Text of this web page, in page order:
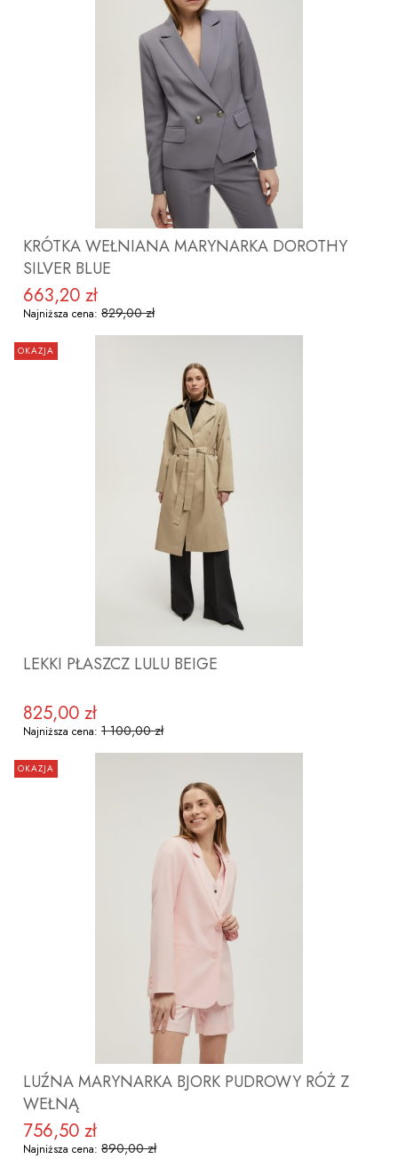
ZOBACZ PRODUKT
KRÓTKA WEŁNIANA MARYNARKA DOROTHY
SILVER BLUE
Cena promocyjna
663,20 zł
Najniższa cena: 829,00 zł
ZOBACZ PRODUKT
OKAZJA
LEKKI PŁASZCZ LULU BEIGE
Cena promocyjna
825,00 zł
Najniższa cena: 1 100,00 zł
ZOBACZ PRODUKT
OKAZJA
LUŹNA MARYNARKA BJORK PUDROWY RÓŻ Z
WEŁNĄ
Cena promocyjna
756,50 zł
Najniższa cena: 890,00 zł